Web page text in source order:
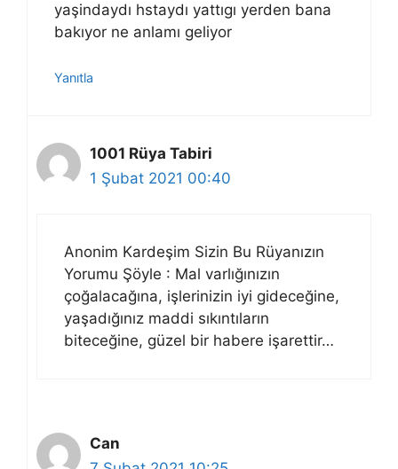
yaşindaydı hstaydı yattıgı yerden bana
bakıyor ne anlamı geliyor
Yanıtla
1001 Rüya Tabiri
1 Şubat 2021 00:40
Anonim Kardeşim Sizin Bu Rüyanızın
Yorumu Şöyle : Mal varlığınızın
çoğalacağına, işlerinizin iyi gideceğine,
yaşadığınız maddi sıkıntıların
biteceğine, güzel bir habere işarettir…
Can